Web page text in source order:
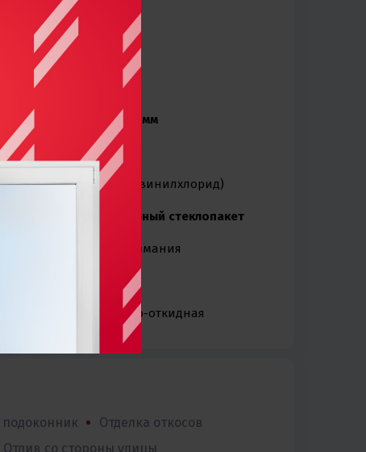
20 610
700 x 1200 мм
WHS 60
ПВХ (поливинилхлорид)
Двухкамерный стеклопакет
— Германия
Поворотно-откидная
Отделка откосов
Отлив со стороны улицы